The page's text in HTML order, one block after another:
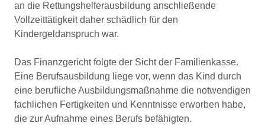
an die Rettungshelferausbildung anschließende
Vollzeittätigkeit daher schädlich für den
Kindergeldanspruch war.
Das Finanzgericht folgte der Sicht der Familienkasse.
Eine Berufsausbildung liege vor, wenn das Kind durch
eine berufliche Ausbildungsmaßnahme die notwendigen
fachlichen Fertigkeiten und Kenntnisse erworben habe,
die zur Aufnahme eines Berufs befähigten.